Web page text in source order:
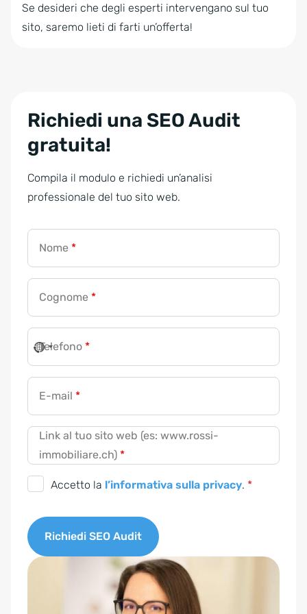
Se desideri che degli esperti intervengano sul tuo
sito, saremo lieti di farti un’offerta!
Richiedi una SEO Audit
gratuita!
Compila il modulo e richiedi un’analisi
professionale del tuo sito web.
Nome *
Cognome *
Telefono *
E-mail *
Link al tuo sito web (es: www.rossi-
immobiliare.ch) *
P
R
A
Accetto la l’informativa sulla privacy. *
Richiedi SEO Audit
A